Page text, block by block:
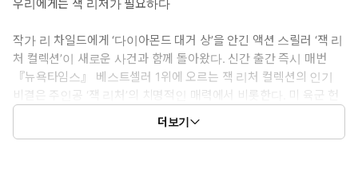
우리에게는 잭 리처가 필요하다
작가 리 차일드에게 ‘다이아몬드 대거 상’을 안긴 액션 스릴러 ‘잭 리
처 컬렉션’이 새로운 사건과 함께 돌아왔다. 신간 출간 즉시 매번
『뉴욕타임스』 베스트셀러 1위에 오르는 잭 리처 컬렉션의 인기
비결은 주인공 ‘잭 리처’의 치명적인 매력에서 비롯한다. 미 육군 헌
병 출신으로 탁월한 신체 조건과 명석한 두뇌를 가졌고 신사적이면
서 때로 섹시하기까지 한 잭 리처는 세상의 부조리를 타파하기 위
더보기